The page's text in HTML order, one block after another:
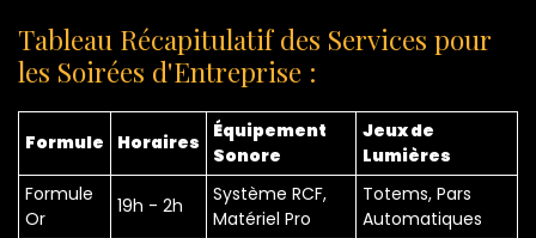
Tableau Récapitulatif des Services pour
les Soirées d'Entreprise :
Formule Horaires
Équipement
Sonore
Jeux de
Lumières
Formule
Or
19h - 2h
Système RCF,
Matériel Pro
Totems, Pars
Automatiques